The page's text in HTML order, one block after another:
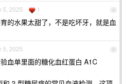
4
5, 2025 1
的水果太甜了，不是吃坏牙，就是血
5
5, 2025
血单里面的糖化血红蛋白 A1C